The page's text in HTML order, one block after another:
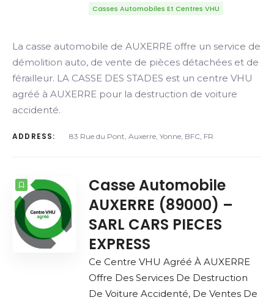
Casses Automobiles Et Centres VHU
La casse automobile de AUXERRE offre un service de
démolition auto, de vente de pièces détachées et de
férailleur. LA CASSE DES STADES est un centre VHU
agréé à AUXERRE pour la destruction de voiture
accidenté.
ADDRESS: 83 Rue du Pont, Auxerre, Yonne, BFC, FR
Casse Automobile
AUXERRE (89000) –
SARL CARS PIECES
EXPRESS
Ce Centre VHU Agréé À AUXERRE
Offre Des Services De Destruction
De Voiture Accidenté, De Ventes De